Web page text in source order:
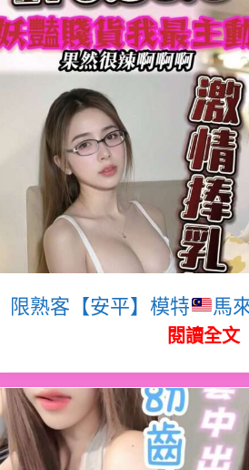
限熟客【安平】模特 馬
閱讀全文